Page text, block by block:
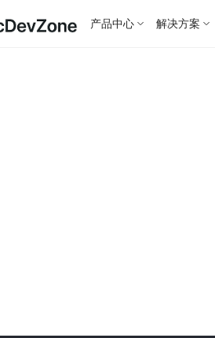
产品中心 解决方案